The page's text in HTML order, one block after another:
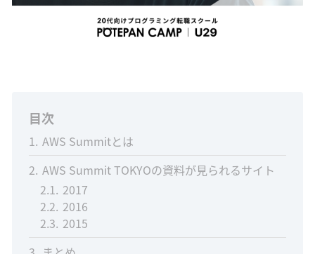
目次
1 AWS Summitとは
2 AWS Summit TOKYOの資料が見られるサイト
2.1 2017
2.2 2016
2.3 2015